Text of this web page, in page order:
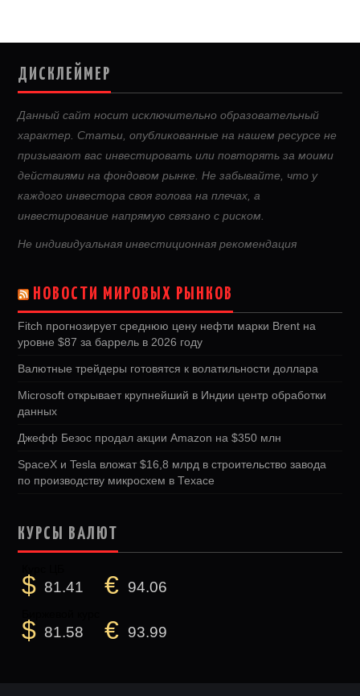
ДИСКЛЕЙМЕР
Данный сайт носит исключительно образовательный
характер. Статьи, опубликованные на нашем ресурсе не
призывают вас инвестировать или повторять за моими
действиями на фондовом рынке. Не забывайте, что у
каждого инвестора своя голова на плечах, а
инвестирование напрямую связано с риском.
Не индивидуальная инвестиционная рекомендация
НОВОСТИ МИРОВЫХ РЫНКОВ
Fitch прогнозирует среднюю цену нефти марки Brent на
уровне $87 за баррель в 2026 году
Валютные трейдеры готовятся к волатильности доллара
Microsoft открывает крупнейший в Индии центр обработки
данных
Джефф Безос продал акции Amazon на $350 млн
SpaceX и Tesla вложат $16,8 млрд в строительство завода
по производству микросхем в Техасе
КУРСЫ ВАЛЮТ
$ 81.41 € 94.06
$ 81.58 € 93.99